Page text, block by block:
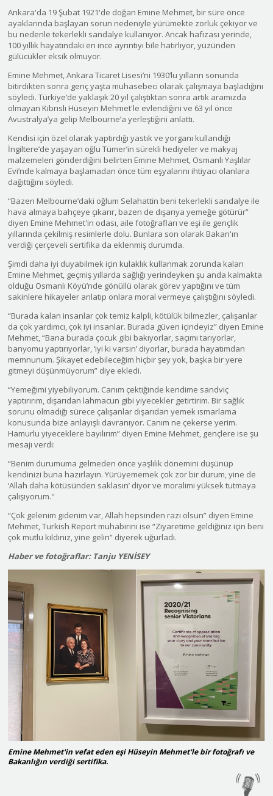
Ankara'da 19 Şubat 1921'de doğan Emine Mehmet, bir süre önce
ayaklarında başlayan sorun nedeniyle yürümekte zorluk çekiyor ve
bu nedenle tekerlekli sandalye kullanıyor. Ancak hafızası yerinde,
100 yıllık hayatındaki en ince ayrıntıyı bile hatırlıyor, yüzünden
gülücükler eksik olmuyor.
Emine Mehmet, Ankara Ticaret Lisesi’ni 1930’lu yılların sonunda
bitirdikten sonra genç yaşta muhasebeci olarak çalışmaya başladığını
söyledi. Türkiye’de yaklaşık 20 yıl çalıştıktan sonra artık aramızda
olmayan Kıbrıslı Hüseyin Mehmet'le evlendiğini ve 63 yıl önce
Avustralya’ya gelip Melbourne’a yerleştiğini anlattı.
Kendisi için özel olarak yaptırdığı yastık ve yorganı kullandığı
İngiltere’de yaşayan oğlu Tümer’in sürekli hediyeler ve makyaj
malzemeleri gönderdiğini belirten Emine Mehmet, Osmanlı Yaşlılar
Evi’nde kalmaya başlamadan önce tüm eşyalarını ihtiyacı olanlara
dağıttığını söyledi.
“Bazen Melbourne’daki oğlum Selahattin beni tekerlekli sandalye ile
hava almaya bahçeye çıkarır, bazen de dışarıya yemeğe götürür”
diyen Emine Mehmet'in odası, aile fotoğrafları ve eşi ile gençlik
yıllarında çekilmiş resimlerle dolu. Bunlara son olarak Bakan'ın
verdiği çerçeveli sertifika da eklenmiş durumda.
Şimdi daha iyi duyabilmek için kulaklık kullanmak zorunda kalan
Emine Mehmet, geçmiş yıllarda sağlığı yerindeyken şu anda kalmakta
olduğu Osmanlı Köyü’nde gönüllü olarak görev yaptığını ve tüm
sakinlere hikayeler anlatıp onlara moral vermeye çalıştığını söyledi.
“Burada kalan insanlar çok temiz kalpli, kötülük bilmezler, çalışanlar
da çok yardımcı, çok iyi insanlar. Burada güven içindeyiz” diyen Emine
Mehmet, “Bana burada çocuk gibi bakıyorlar, saçımı tarıyorlar,
banyomu yaptırıyorlar, ‘iyi ki varsın’ diyorlar, burada hayatımdan
memnunum. Şikayet edebileceğim hiçbir şey yok, başka bir yere
gitmeyi düşünmüyorum” diye ekledi.
“Yemeğimi yiyebiliyorum. Canım çektiğinde kendime sandviç
yaptırırım, dışarıdan lahmacun gibi yiyecekler getirtirim. Bir sağlık
sorunu olmadığı sürece çalışanlar dışarıdan yemek ısmarlama
konusunda bize anlayışlı davranıyor. Canım ne çekerse yerim.
Hamurlu yiyeceklere bayılırım” diyen Emine Mehmet, gençlere ise şu
mesajı verdi:
“Benim durumuma gelmeden önce yaşlılık dönemini düşünüp
kendinizi buna hazırlayın. Yürüyememek çok zor bir durum, yine de
‘Allah daha kötüsünden saklasın’ diyor ve moralimi yüksek tutmaya
çalışıyorum."
“Çok gelenim gidenim var, Allah hepsinden razı olsun” diyen Emine
Mehmet, Turkish Report muhabirini ise “Ziyaretime geldiğiniz için beni
çok mutlu kıldınız, yine gelin” diyerek uğurladı.
Haber ve fotoğraflar: Tanju YENİSEY
Emine Mehmet'in vefat eden eşi Hüseyin Mehmet'le bir fotoğrafı ve
Bakanlığın verdiği sertifika.